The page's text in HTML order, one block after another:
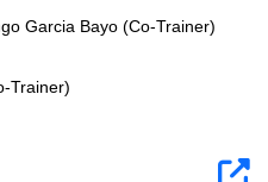
Garcia Bayo (Co-Trainer)
Trainer)